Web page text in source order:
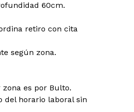
60cm.
retiro con cita
según zona.
zona es por Bulto.
del horario laboral sin